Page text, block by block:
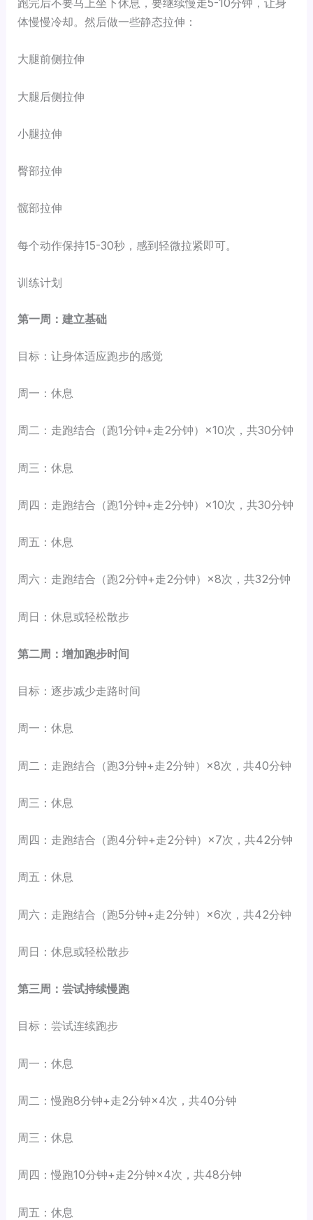
跑完后不要马上坐下休息，要继续慢走5-10分钟，让身
体慢慢冷却。然后做一些静态拉伸：
大腿前侧拉伸
大腿后侧拉伸
小腿拉伸
臀部拉伸
髋部拉伸
每个动作保持15-30秒，感到轻微拉紧即可。
训练计划
第一周：建立基础
目标：让身体适应跑步的感觉
周一：休息
周二：走跑结合（跑1分钟+走2分钟）×10次，共30分钟
周三：休息
周四：走跑结合（跑1分钟+走2分钟）×10次，共30分钟
周五：休息
周六：走跑结合（跑2分钟+走2分钟）×8次，共32分钟
周日：休息或轻松散步
第二周：增加跑步时间
目标：逐步减少走路时间
周一：休息
周二：走跑结合（跑3分钟+走2分钟）×8次，共40分钟
周三：休息
周四：走跑结合（跑4分钟+走2分钟）×7次，共42分钟
周五：休息
周六：走跑结合（跑5分钟+走2分钟）×6次，共42分钟
周日：休息或轻松散步
第三周：尝试持续慢跑
目标：尝试连续跑步
周一：休息
周二：慢跑8分钟+走2分钟×4次，共40分钟
周三：休息
周四：慢跑10分钟+走2分钟×4次，共48分钟
周五：休息